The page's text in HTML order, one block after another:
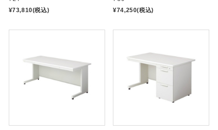
¥73,810(税込)
¥74,250(税込)